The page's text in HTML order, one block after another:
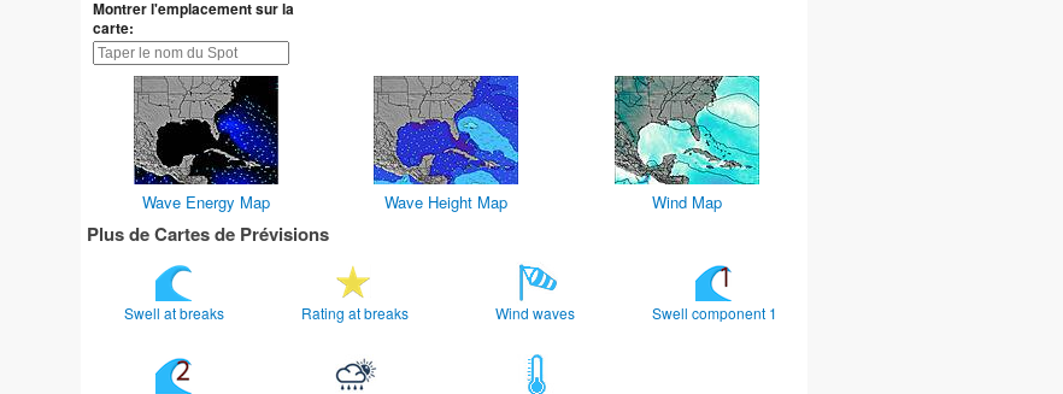
Montrer l'emplacement sur la
carte:
Wave Energy Map Wave Height Map Wind Map
Plus de Cartes de Prévisions
Swell at breaks Rating at breaks Wind waves Swell component 1